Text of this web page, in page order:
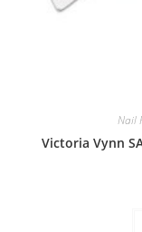
Nail
Victoria Vynn